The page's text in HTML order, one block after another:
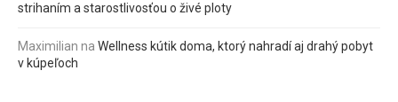
strihaním a starostlivosťou o živé ploty
Maximilian na Wellness kútik doma, ktorý nahradí aj drahý pobyt
v kúpeľoch